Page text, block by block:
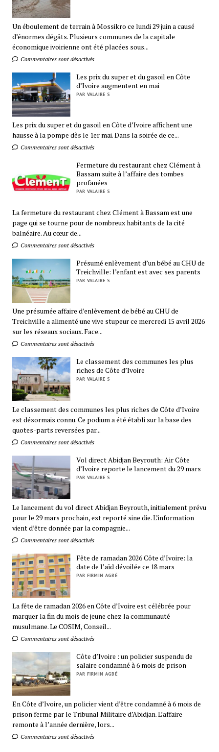
Un éboulement de terrain à Mossikro ce lundi 29 juin a causé
d’énormes dégâts. Plusieurs communes de la capitale
économique ivoirienne ont été placées sous...
Commentaires sont désactivés
Les prix du super et du gasoil en Côte
d’Ivoire augmentent en mai
PAR VALAIRE S
Les prix du super et du gasoil en Côte d’Ivoire affichent une
hausse à la pompe dès le 1er mai. Dans la soirée de ce...
Commentaires sont désactivés
Fermeture du restaurant chez Clément à
Bassam suite à l’affaire des tombes
profanées
PAR VALAIRE S
La fermeture du restaurant chez Clément à Bassam est une
page qui se tourne pour de nombreux habitants de la cité
balnéaire. Au cœur de...
Commentaires sont désactivés
Présumé enlèvement d’un bébé au CHU de
Treichville: l’enfant est avec ses parents
PAR VALAIRE S
Une présumée affaire d’enlèvement de bébé au CHU de
Treichville a alimenté une vive stupeur ce mercredi 15 avril 2026
sur les réseaux sociaux. Face...
Commentaires sont désactivés
Le classement des communes les plus
riches de Côte d’Ivoire
PAR VALAIRE S
Le classement des communes les plus riches de Côte d’Ivoire
est désormais connu. Ce podium a été établi sur la base des
quotes-parts reversées par...
Commentaires sont désactivés
Vol direct Abidjan Beyrouth: Air Côte
d’Ivoire reporte le lancement du 29 mars
PAR VALAIRE S
Le lancement du vol direct Abidjan Beyrouth, initialement prévu
pour le 29 mars prochain, est reporté sine die. L’information
vient d’être donnée par la compagnie...
Commentaires sont désactivés
Fête de ramadan 2026 Côte d’Ivoire: la
date de l’aïd dévoilée ce 18 mars
PAR FIRMIN AGBÉ
La fête de ramadan 2026 en Côte d’Ivoire est célébrée pour
marquer la fin du mois de jeune chez la communauté
musulmane. Le COSIM, Conseil...
Commentaires sont désactivés
Côte d’Ivoire : un policier suspendu de
salaire condamné à 6 mois de prison
PAR FIRMIN AGBÉ
En Côte d’Ivoire, un policier vient d’être condamné à 6 mois de
prison ferme par le Tribunal Militaire d’Abidjan. L’affaire
remonte à l’année dernière, lors...
Commentaires sont désactivés